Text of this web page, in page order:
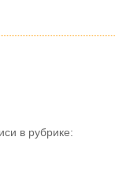
в рубрике: